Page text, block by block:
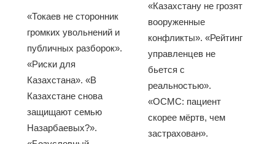
«Токаев не сторонник
громких увольнений и
публичных разборок».
«Риски для
Казахстана». «В
Казахстане снова
защищают семью
Назарбаевых?».
«Казахстану не грозят
вооруженные
конфликты». «Рейтинг
управленцев не
бьется с
реальностью».
«ОСМС: пациент
скорее мёртв, чем
застрахован».